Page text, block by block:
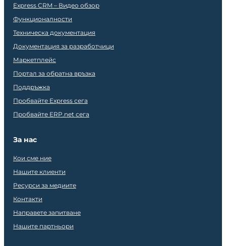
Express CRM – Видео обзор
Функционалности
Техническа документация
Документация за разработчици
Маркетплейс
Портал за обратна връзка
Поддръжка
Пробвайте Express сега
Пробвайте ERP.net сега
За нас
Кои сме ние
Нашите клиенти
Ресурси за медиите
Контакти
Направете запитване
Нашите партньори